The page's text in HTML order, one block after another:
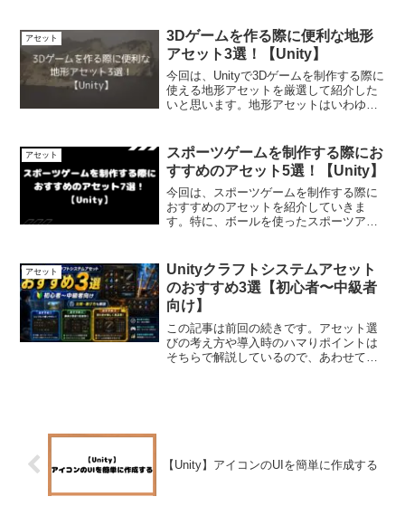
ことで、グリ...
アセット
3Dゲームを作る際に便利な地形
アセット3選！【Unity】
今回は、Unityで3Dゲームを制作する際に
使える地形アセットを厳選して紹介した
いと思います。地形アセットはいわゆる
ですが、見た目がリアルで質の高いもの
を目...
アセット
スポーツゲームを制作する際にお
すすめのアセット5選！【Unity】
今回は、スポーツゲームを制作する際に
おすすめのアセットを紹介していきま
す。特に、ボールを使ったスポーツアプ
用した方が良いと思います。スポーツゲ
ームを制作する際におすすめ...
アセット
Unityクラフトシステムアセット
のおすすめ3選【初心者〜中級者
向け】
この記事は前回の続きです。アセット選
びの考え方や導入時のハマりポイントは
そちらで解説しているので、あわせて読
【Unity】アイコンのUIを簡単に作成する